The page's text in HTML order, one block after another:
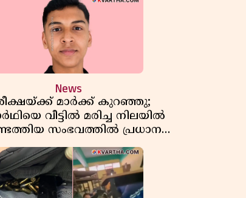
News
മാർക്ക് കുറഞ്ഞു;
വീട്ടിൽ മരിച്ച നിലയിൽ
സംഭവത്തിൽ പ്രധാന
പരാതി